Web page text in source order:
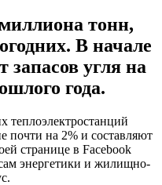
тонн,
В начале
запасов угля на
года.
теплоэлектростанций
почти на 2% и составляют
странице в Facebook
энергетики и жилищно-